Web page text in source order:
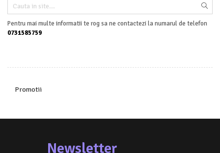
Pentru mai multe informatii te rog sa ne contactezi la numarul de telefon
0731585759
Promotii
Newsletter